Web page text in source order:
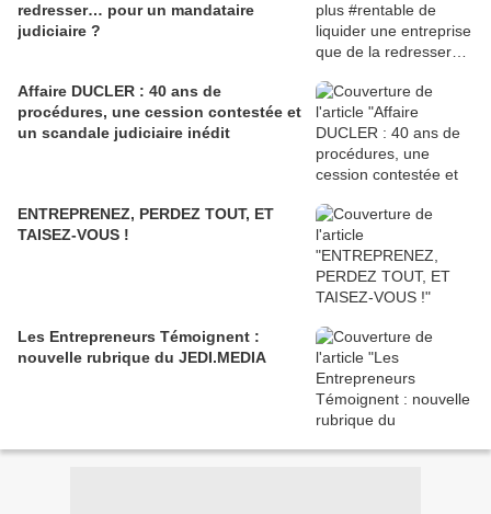
redresser… pour un mandataire
judiciaire ?
Affaire DUCLER : 40 ans de
procédures, une cession contestée et
un scandale judiciaire inédit
ENTREPRENEZ, PERDEZ TOUT, ET
TAISEZ-VOUS !
Les Entrepreneurs Témoignent :
nouvelle rubrique du JEDI.MEDIA